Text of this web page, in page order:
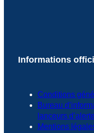
Informations
Conditions
Bureau
lanceurs d’alerte
Mentions